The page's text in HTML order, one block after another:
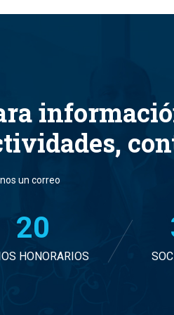
un correo
20
HONORARIOS